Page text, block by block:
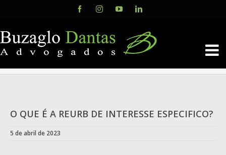
content
FacebookInstagramYouTubeLinkedIn
O QUE É A REURB DE INTERESSE ESPECIFICO?
5 de abril de 2023